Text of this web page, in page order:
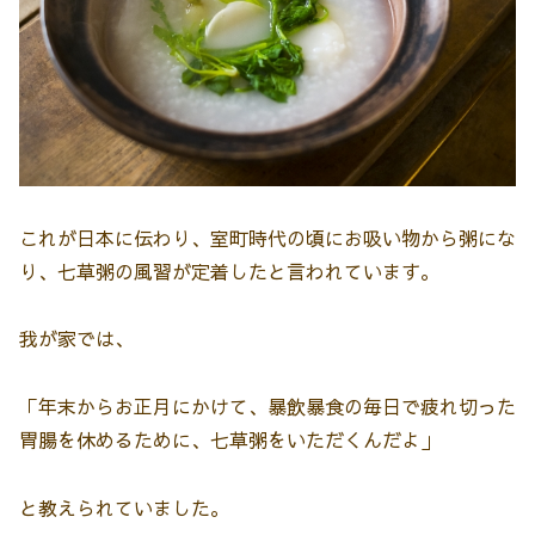
これが日本に伝わり、室町時代の頃にお吸い物から粥にな
り、七草粥の風習が定着したと言われています。
我が家では、
「年末からお正月にかけて、暴飲暴食の毎日で疲れ切った
胃腸を休めるために、七草粥をいただくんだよ」
と教えられていました。